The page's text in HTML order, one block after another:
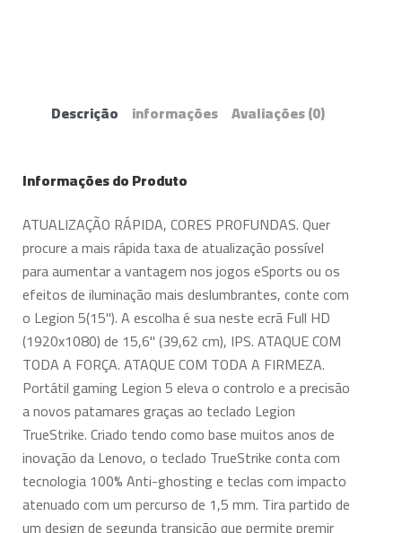
Descrição informações Avaliações(0)
Informações do Produto
ATUALIZAÇÃO RÁPIDA, CORES PROFUNDAS. Quer
procure a mais rápida taxa de atualização possível
para aumentar a vantagem nos jogos eSports ou os
efeitos de iluminação mais deslumbrantes, conte com
o Legion 5(15"). A escolha é sua neste ecrã Full HD
(1920x1080) de 15,6" (39,62 cm), IPS. ATAQUE COM
TODA A FORÇA. ATAQUE COM TODA A FIRMEZA.
Portátil gaming Legion 5 eleva o controlo e a precisão
a novos patamares graças ao teclado Legion
TrueStrike. Criado tendo como base muitos anos de
inovação da Lenovo, o teclado TrueStrike conta com
tecnologia 100% Anti-ghosting e teclas com impacto
atenuado com um percurso de 1,5 mm. Tira partido de
um design de segunda transição que permite premir